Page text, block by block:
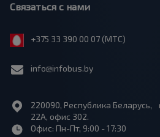
Связаться с нами
+375 33 390 00 07 (МТС)
info@infobus.by
220090, Республика Беларусь,
22А, офис 302.
Офис: Пн-Пт, 9:00 - 17:30